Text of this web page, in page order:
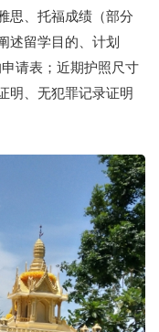
思、托福成绩（部分
述留学目的、计划
请表；近期护照尺寸
明、无犯罪记录证明